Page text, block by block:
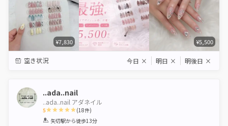
¥7,830 ¥5,500
空き状況 今日 × 明日 × 明後日 ×
..ada..nail
..ada..nail アダネイル
5
1 2 3 4 5
(18件)
矢切駅から徒歩13分